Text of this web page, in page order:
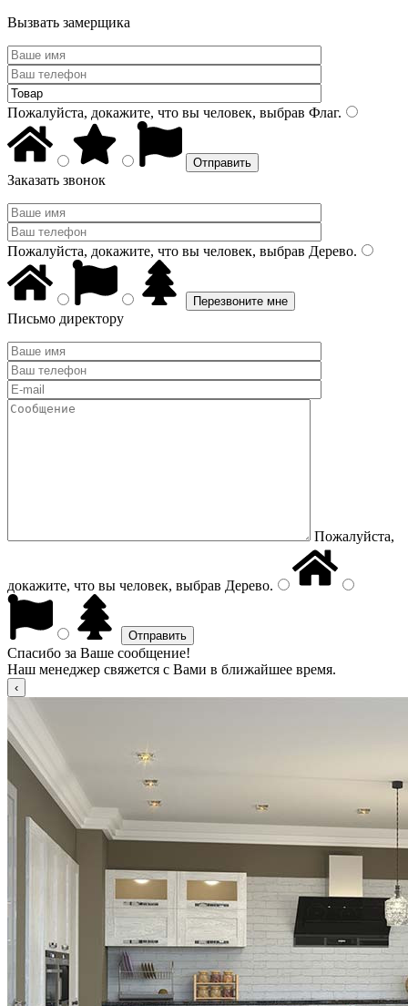
Вызвать замерщика
Пожалуйста, докажите, что вы человек, выбрав Флаг.
Заказать звонок
Пожалуйста, докажите, что вы человек, выбрав Дерево.
Письмо директору
Пожалуйста,
докажите, что вы человек, выбрав Дерево.
Спасибо за Ваше сообщение!
Наш менеджер свяжется с Вами в ближайшее время.